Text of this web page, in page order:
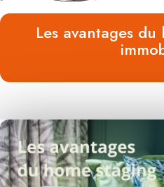
Les avantages